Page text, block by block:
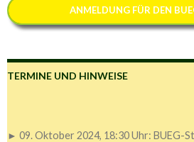
ANMELDUNG FÜR DEN
TERMINE UND HINWEISE
► 09. Oktober 2024, 18:30 Uhr: BUEG-